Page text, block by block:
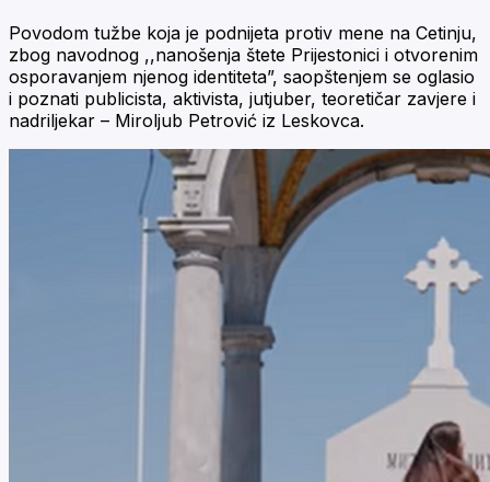
Povodom tužbe koja je podnijeta protiv mene na Cetinju,
zbog navodnog ,,nanošenja štete Prijestonici i otvorenim
osporavanjem njenog identiteta”, saopštenjem se oglasio
i poznati publicista, aktivista, jutjuber, teoretičar zavjere i
nadriljekar – Miroljub Petrović iz Leskovca.